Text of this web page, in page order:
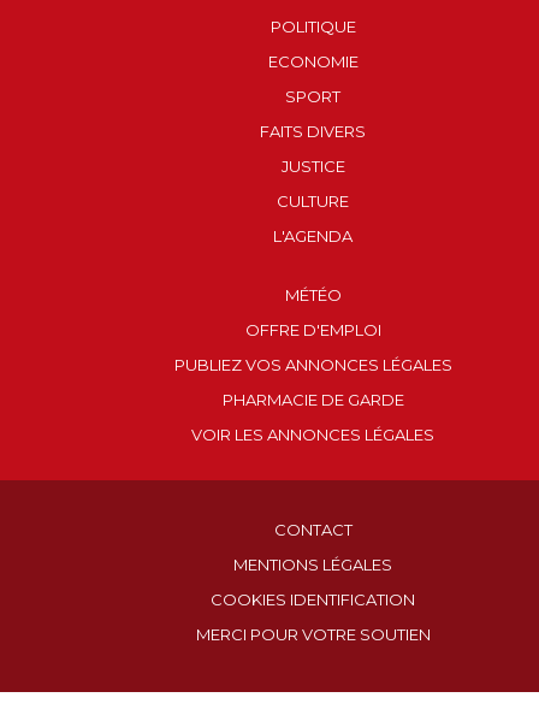
POLITIQUE
ECONOMIE
SPORT
FAITS DIVERS
JUSTICE
CULTURE
L'AGENDA
MÉTÉO
OFFRE D'EMPLOI
PUBLIEZ VOS ANNONCES LÉGALES
PHARMACIE DE GARDE
VOIR LES ANNONCES LÉGALES
CONTACT
MENTIONS LÉGALES
COOKIES IDENTIFICATION
MERCI POUR VOTRE SOUTIEN